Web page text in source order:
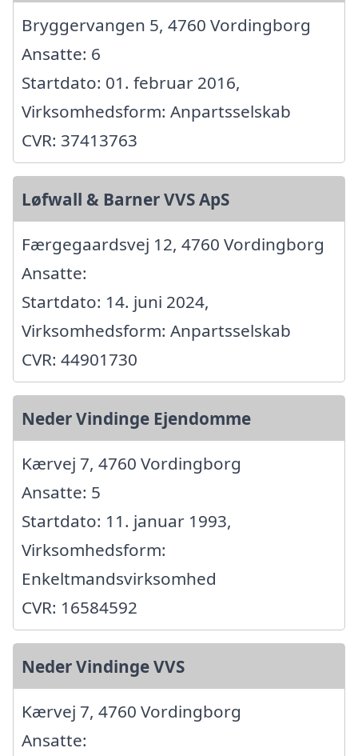
Bryggervangen 5, 4760 Vordingborg
Ansatte: 6
Startdato: 01. februar 2016,
Virksomhedsform: Anpartsselskab
CVR: 37413763
Løfwall & Barner VVS ApS
Færgegaardsvej 12, 4760 Vordingborg
Ansatte:
Startdato: 14. juni 2024,
Virksomhedsform: Anpartsselskab
CVR: 44901730
Neder Vindinge Ejendomme
Kærvej 7, 4760 Vordingborg
Ansatte: 5
Startdato: 11. januar 1993,
Virksomhedsform:
Enkeltmandsvirksomhed
CVR: 16584592
Neder Vindinge VVS
Kærvej 7, 4760 Vordingborg
Ansatte: